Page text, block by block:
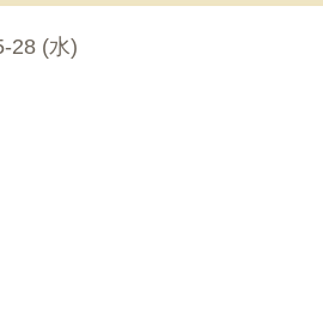
28 (水)